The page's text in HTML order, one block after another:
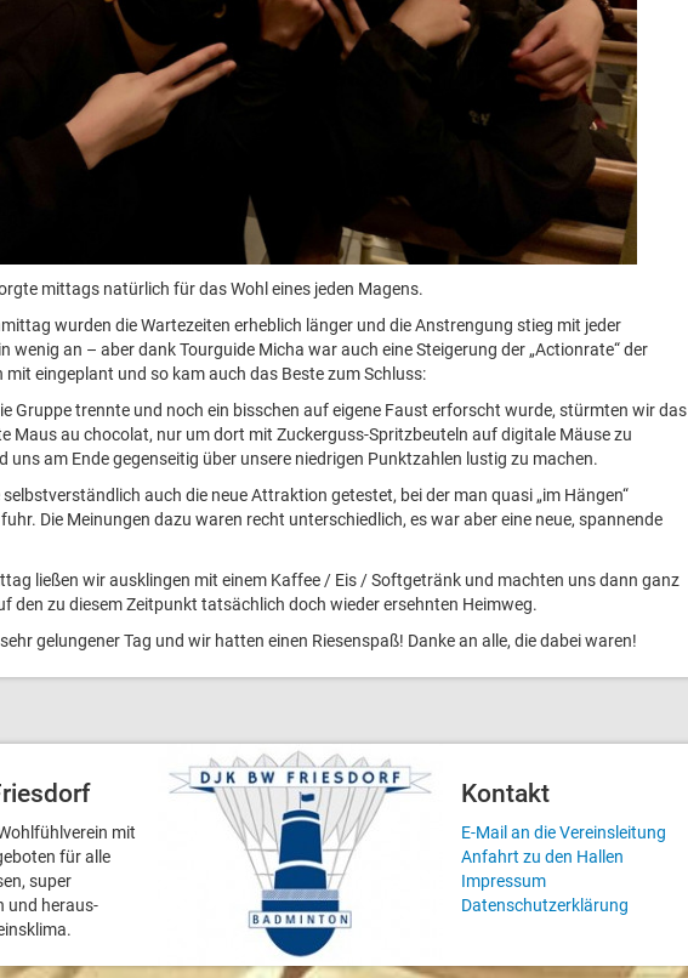
mittags natürlich für das Wohl eines jeden Magens.
wurden die Wartezeiten erheblich länger und die Anstrengung stieg mit jeder
wenig an – aber dank Tourguide Micha war auch eine Steigerung der „Actionrate“ der
eingeplant und so kam auch das Beste zum Schluss:
Gruppe trennte und noch ein bisschen auf eigene Faust erforscht wurde, stürmten wir das
Maus au chocolat, nur um dort mit Zuckerguss-Spritzbeuteln auf digitale Mäuse zu
uns am Ende gegenseitig über unsere niedrigen Punktzahlen lustig zu machen.
auch die neue Attraktion getestet, bei der man quasi „im Hängen“
Die Meinungen dazu waren recht unterschiedlich, es war aber eine neue, spannende
ließen wir ausklingen mit einem Kaffee / Eis / Softgetränk und machten uns dann ganz
den zu diesem Zeitpunkt tatsächlich doch wieder ersehnten Heimweg.
gelungener Tag und wir hatten einen Riesenspaß! Danke an alle, die dabei waren!
mit
für alle
super
und heraus­
Kontakt
E-Mail an die Vereinsleitung
Anfahrt zu den Hallen
Impressum
Datenschutzerklärung